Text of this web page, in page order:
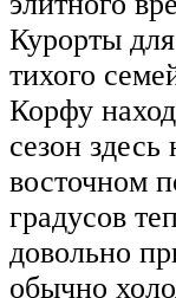
Курорты
тихого
Корфу
сезон
восточном
градусов
довольно
обычно